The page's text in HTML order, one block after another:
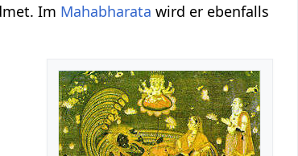
Im Mahabharata wird er ebenfalls